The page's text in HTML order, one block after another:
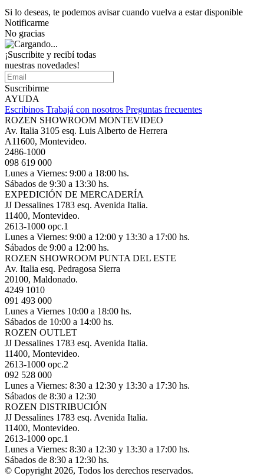
Si lo deseas, te podemos avisar cuando vuelva a estar disponible
Notificarme
No gracias
¡Suscribite y recibí todas
nuestras novedades!
Suscribirme
AYUDA
Escribinos Trabajá con nosotros Preguntas frecuentes
ROZEN SHOWROOM MONTEVIDEO
Av. Italia 3105 esq. Luis Alberto de Herrera
A11600, Montevideo.
2486-1000
098 619 000
Lunes a Viernes: 9:00 a 18:00 hs.
Sábados de 9:30 a 13:30 hs.
EXPEDICIÓN DE MERCADERÍA
JJ Dessalines 1783 esq. Avenida Italia.
11400, Montevideo.
2613-1000 opc.1
Lunes a Viernes: 9:00 a 12:00 y 13:30 a 17:00 hs.
Sábados de 9:00 a 12:00 hs.
ROZEN SHOWROOM PUNTA DEL ESTE
Av. Italia esq. Pedragosa Sierra
20100, Maldonado.
4249 1010
091 493 000
Lunes a Viernes 10:00 a 18:00 hs.
Sábados de 10:00 a 14:00 hs.
ROZEN OUTLET
JJ Dessalines 1783 esq. Avenida Italia.
11400, Montevideo.
2613-1000 opc.2
092 528 000
Lunes a Viernes: 8:30 a 12:30 y 13:30 a 17:30 hs.
Sábados de 8:30 a 12:30
ROZEN DISTRIBUCIÓN
JJ Dessalines 1783 esq. Avenida Italia.
11400, Montevideo.
2613-1000 opc.1
Lunes a Viernes: 8:30 a 12:30 y 13:30 a 17:00 hs.
Sábados de 8:30 a 12:30 hs.
© Copyright 2026, Todos los derechos reservados.